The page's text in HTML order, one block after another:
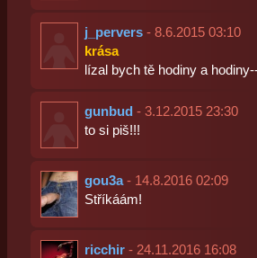
j_pervers- 8.6.2015 03:10
krása
lízal bych tě hodiny a
gunbud- 3.12.2015 23:30
to si piš!!!
gou3a- 14.8.2016 02:09
Stříkáám!
ricchir- 24.11.2016 16:08